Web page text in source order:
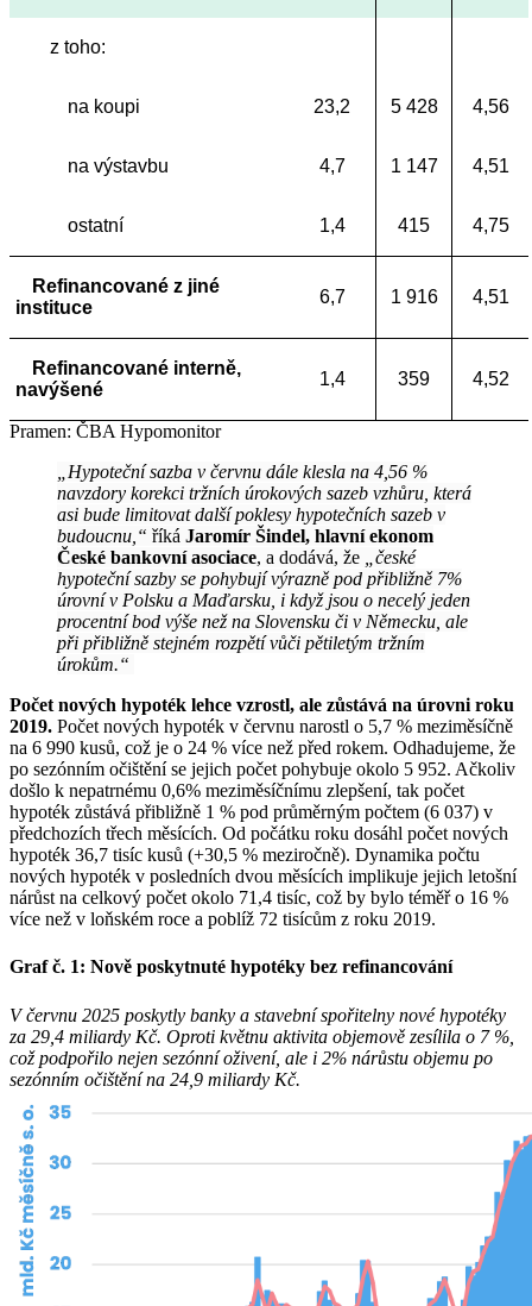
z toho:
na koupi 23,2 5 428 4,56
na výstavbu 4,7 1 147 4,51
ostatní 1,4 415 4,75
Refinancované z jiné
instituce
6,7 1 916 4,51
Refinancované interně,
navýšené
1,4 359 4,52
Pramen: ČBA Hypomonitor
„Hypoteční sazba v červnu dále klesla na 4,56 %
navzdory korekci tržních úrokových sazeb vzhůru, která
asi bude limitovat další poklesy hypotečních sazeb v
budoucnu,“ říká Jaromír Šindel, hlavní ekonom
České bankovní asociace, a dodává, že
„české
hypoteční sazby se pohybují výrazně pod přibližně 7%
úrovní v Polsku a Maďarsku, i když jsou o necelý jeden
procentní bod výše než na Slovensku či v Německu, ale
při přibližně stejném rozpětí vůči pětiletým tržním
úrokům.“
Počet nových hypoték lehce vzrostl, ale zůstává na úrovni roku
2019. Počet nových hypoték v červnu narostl o 5,7 % meziměsíčně
na 6 990 kusů, což je o 24 % více než před rokem. Odhadujeme, že
po sezónním očištění se jejich počet pohybuje okolo 5 952. Ačkoliv
došlo k nepatrnému 0,6% meziměsíčnímu zlepšení, tak počet
hypoték zůstává přibližně 1 % pod průměrným počtem (6 037) v
předchozích třech měsících. Od počátku roku dosáhl počet nových
hypoték 36,7 tisíc kusů (+30,5 % meziročně). Dynamika počtu
nových hypoték v posledních dvou měsících implikuje jejich letošní
nárůst na celkový počet okolo 71,4 tisíc, což by bylo téměř o 16 %
více než v loňském roce a poblíž 72 tisícům z roku 2019.
Graf č. 1: Nově poskytnuté hypotéky bez refinancování
V červnu 2025 poskytly banky a stavební spořitelny nové hypotéky
za 29,4 miliardy Kč. Oproti květnu aktivita objemově zesílila o 7 %,
což podpořilo nejen sezónní oživení, ale i 2% nárůstu objemu po
sezónním očištění na 24,9 miliardy Kč.